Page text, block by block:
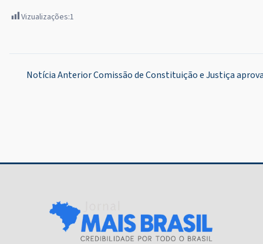
Vizualizações:1
Navegação
Notícia AnteriorComissão de Constituição e Justiça